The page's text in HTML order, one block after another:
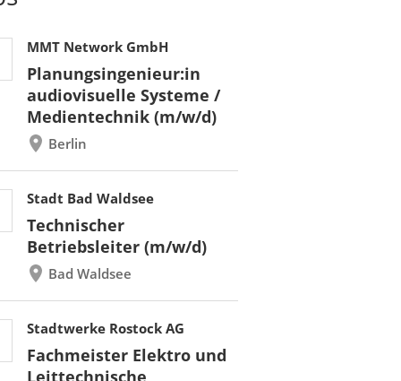
MMT Network GmbH
Planungsingenieur:in
audiovisuelle Systeme /
Medientechnik (m/w/d)
Berlin
Stadt Bad Waldsee
Technischer
Betriebsleiter (m/w/d)
Bad Waldsee
Stadtwerke Rostock AG
Fachmeister Elektro und
Leittechnische